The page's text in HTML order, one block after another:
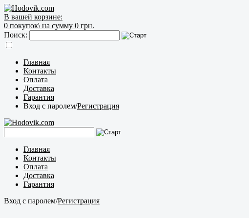
В вашей корзине:
0 покупок\ на сумму 0 грн.
Поиск:
Главная
Контакты
Оплата
Доставка
Гарантия
Вход с паролем/Регистрация
Главная
Контакты
Оплата
Доставка
Гарантия
Вход с паролем/Регистрация